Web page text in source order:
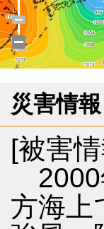
災害情報
[被害
2000
方海上